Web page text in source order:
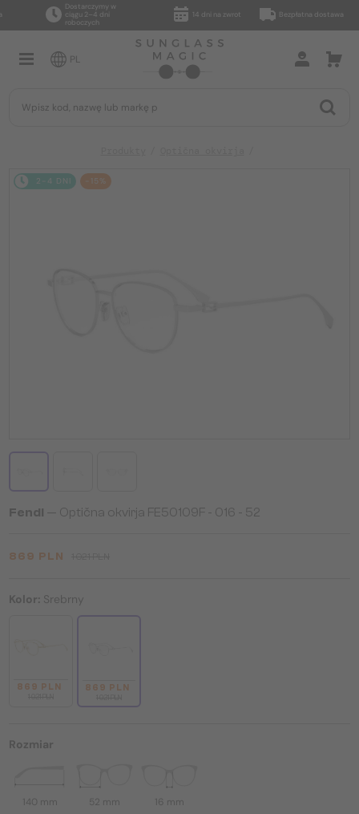
Dostarczymy w
ciągu 2–4 dni
roboczych
14 dni na zwrot Bezpłatna dostawa
PL
2-4 DNI -15%
Fendi — Optična okvirja FE50109F - 016 - 52
869 PLN
Kolor: Srebrny
869 PLN 869 PLN
Rozmiar
140 mm 52 mm 16 mm